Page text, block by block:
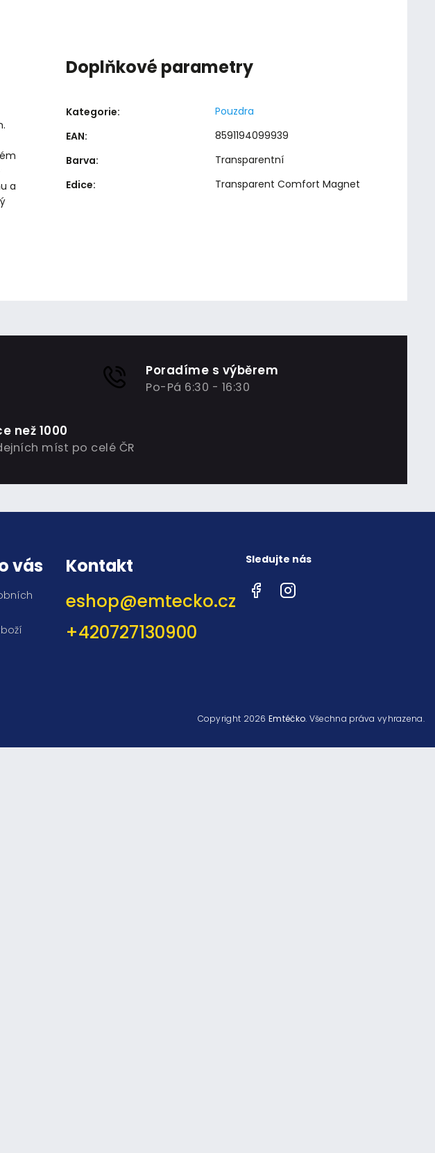
a
Doplňkové parametry
Kategorie:
Pouzdra
EAN:
8591194099939
Barva:
Transparentní
Edice: Transparent Comfort Magnet
Poradíme s výběrem
Po-Pá 6:30 - 16:30
než 1000
míst po celé ČR
vás Kontakt
eshop@emtecko.cz
+420727130900
Sledujte nás
FacebookInstagram
Copyright 2026Emtéčko. Všechna práva vyhrazena.